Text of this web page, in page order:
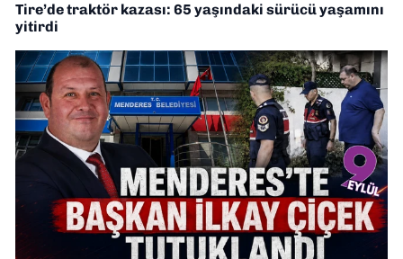
Tire’de traktör kazası: 65 yaşındaki sürücü yaşamını
yitirdi